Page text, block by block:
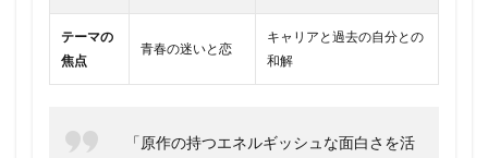
テーマの
焦点
青春の迷いと恋
キャリアと過去の自分との
和解
「原作の持つエネルギッシュな面白さを活